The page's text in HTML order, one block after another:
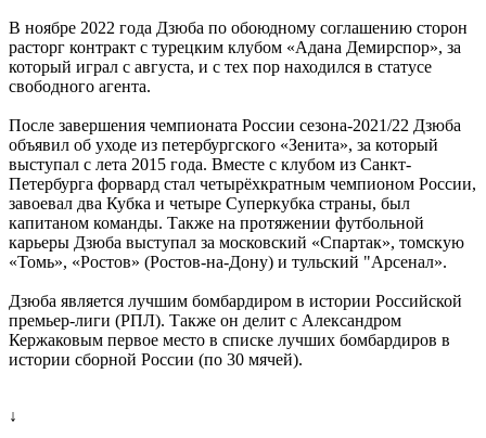
В ноябре 2022 года Дзюба по обоюдному соглашению сторон
расторг контракт с турецким клубом «Адана Демирспор», за
который играл с августа, и с тех пор находился в статусе
свободного агента.
После завершения чемпионата России сезона-2021/22 Дзюба
объявил об уходе из петербургского «Зенита», за который
выступал с лета 2015 года. Вместе с клубом из Санкт-
Петербурга форвард стал четырёхкратным чемпионом России,
завоевал два Кубка и четыре Суперкубка страны, был
капитаном команды. Также на протяжении футбольной
карьеры Дзюба выступал за московский «Спартак», томскую
«Томь», «Ростов» (Ростов-на-Дону) и тульский "Арсенал».
Дзюба является лучшим бомбардиром в истории Российской
премьер-лиги (РПЛ). Также он делит с Александром
Кержаковым первое место в списке лучших бомбардиров в
истории сборной России (по 30 мячей).
↓